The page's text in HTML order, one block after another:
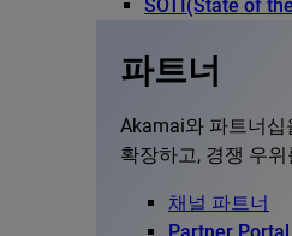
SOTI(State of
파트너
Akamai와 파트너십
확장하고, 경쟁 우
채널 파트너